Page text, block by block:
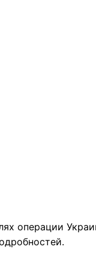
операции